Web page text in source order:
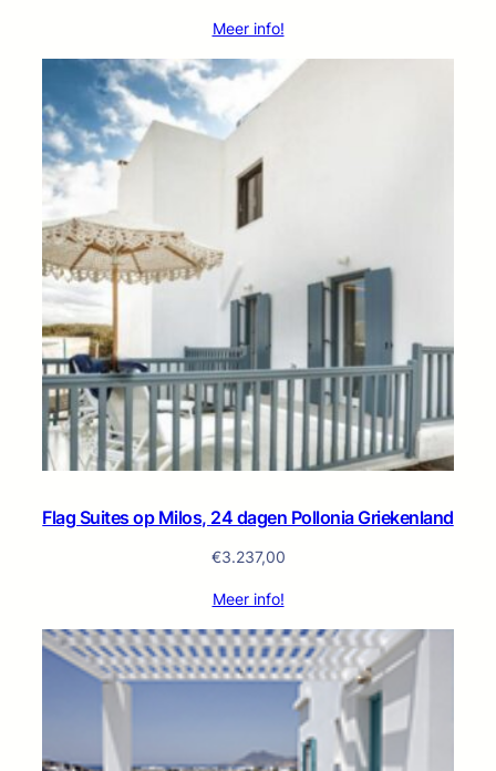
Meer info!
Flag Suites op Milos, 24 dagen Pollonia Griekenland
€3.237,00
Meer info!